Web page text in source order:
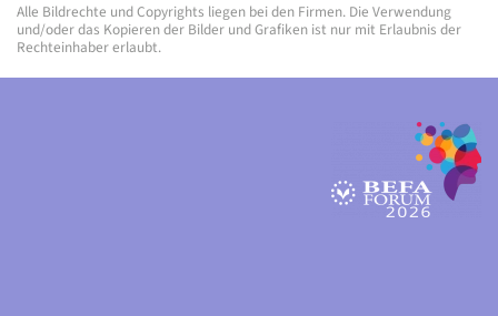
Alle Bildrechte und Copyrights liegen bei den Firmen. Die Verwendung
und/oder das Kopieren der Bilder und Grafiken ist nur mit Erlaubnis der
Rechteinhaber erlaubt.